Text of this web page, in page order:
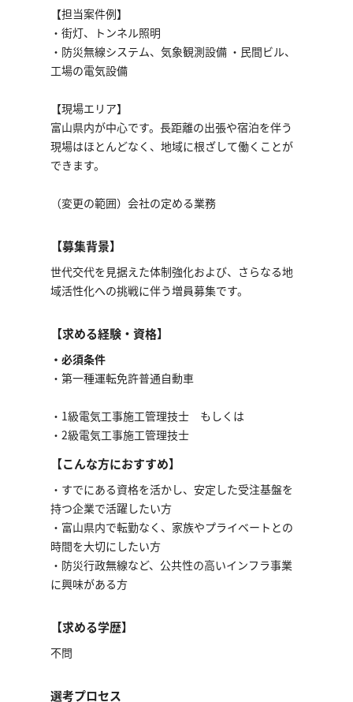
【担当案件例】
・街灯、トンネル照明
・防災無線システム、気象観測設備 ・民間ビル、
工場の電気設備
【現場エリア】
富⼭県内が中⼼です。⻑距離の出張や宿泊を伴う
現場はほとんどなく、地域に根ざして働くことが
できます。
（変更の範囲）会社の定める業務
【募集背景】
世代交代を見据えた体制強化および、さらなる地
域活性化への挑戦に伴う増員募集です。
【求める経験・資格】
・必須条件
・第⼀種運転免許普通⾃動⾞
・1級電気⼯事施⼯管理技⼠ もしくは
・2級電気⼯事施⼯管理技⼠
【こんな方におすすめ】
・すでにある資格を活かし、安定した受注基盤を
持つ企業で活躍したい方
・富山県内で転勤なく、家族やプライベートとの
時間を大切にしたい方
・防災行政無線など、公共性の高いインフラ事業
に興味がある方
【求める学歴】
不問
選考プロセス